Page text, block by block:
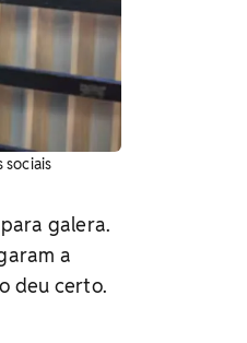
sociais
galera.
a
deu certo.